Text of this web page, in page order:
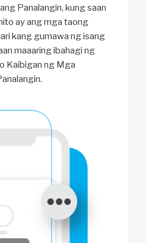
Panalangin, kung saan
ay ang mga taong
kang gumawa ng isang
maaaring ibahagi ng
Kaibigan ng Mga